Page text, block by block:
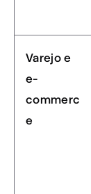
Varejo e
e-
commerc
e